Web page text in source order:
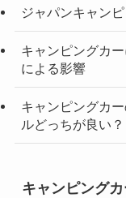
ジャパンキャン
キャンピングカ
による影響
キャンピングカ
ルどっちが良い？
キャンピングカ